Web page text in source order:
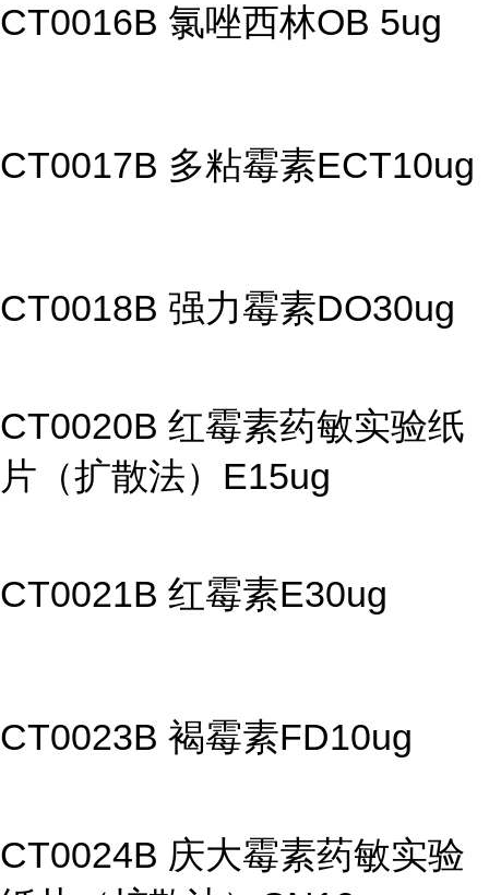
CT0016B 氯唑西林OB 5ug
CT0017B 多粘霉素ECT10ug
CT0018B 强力霉素DO30ug
CT0020B 红霉素药敏实验纸
片（扩散法）E15ug
CT0021B 红霉素E30ug
CT0023B 褐霉素FD10ug
CT0024B 庆大霉素药敏实验